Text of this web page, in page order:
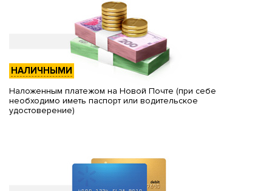
НАЛИЧНЫМИ
Наложенным платежом на Новой Почте (при себе
необходимо иметь паспорт или водительское
удостоверение)